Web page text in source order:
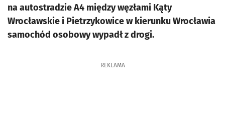
na autostradzie A4 między węzłami Kąty
Wrocławskie i Pietrzykowice w kierunku Wrocławia
samochód osobowy wypadł z drogi.
REKLAMA